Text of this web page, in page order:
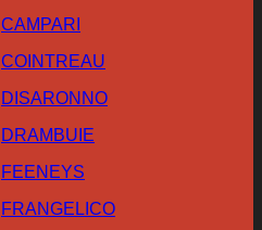
CAMPARI
COINTREAU
DISARONNO
DRAMBUIE
FEENEYS
FRANGELICO